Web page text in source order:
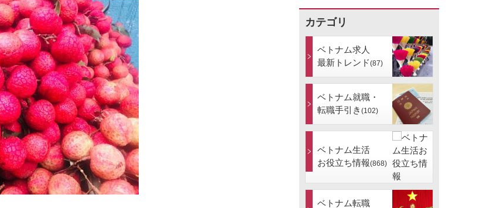
カテゴリ
ベトナム求人
最新トレンド(87)
ベトナム就職・
転職手引き (102)
ベトナム生活
お役立ち情報(868)
ベトナム転職